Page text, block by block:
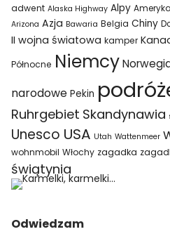
adwent Alaska Highway Alpy
Arizona Azja Bawaria Belgia Chiny
II wojna światowa kamper
Północne Niemcy
narodowe Pekin
Ruhrgebiet Skandynawia
Unesco USA Utah Wattenmeer
wohnmobil Włochy zagadka
świątynia
Odwiedzam